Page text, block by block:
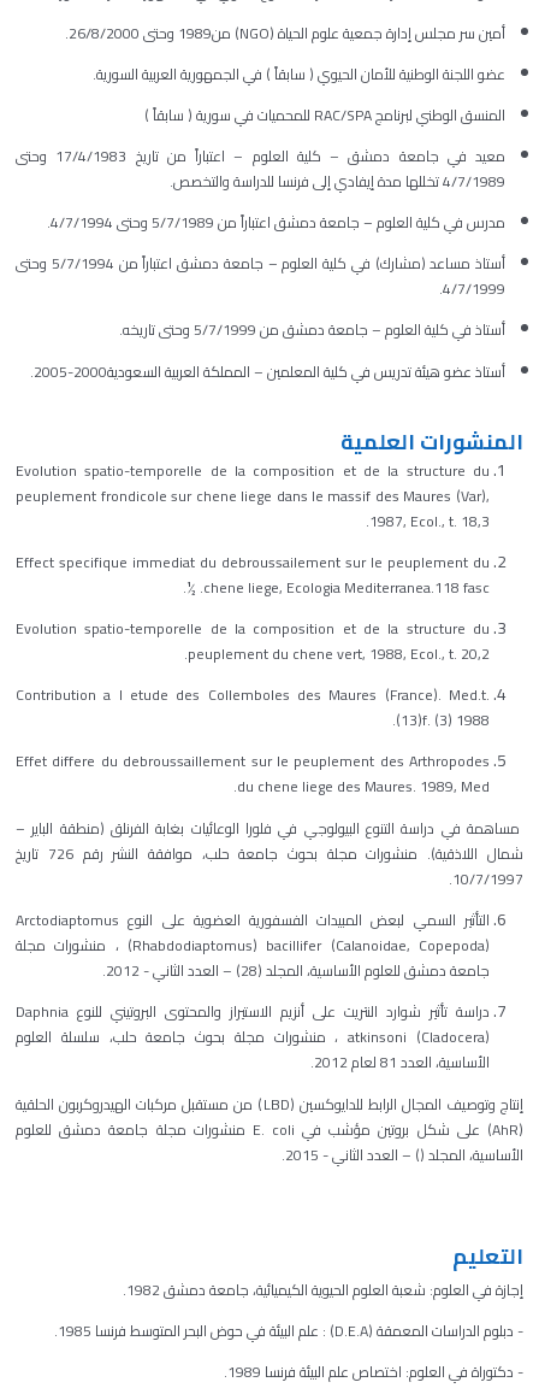
أمين سر مجلس إدارة جمعية علوم الحياة (NGO) من1989 وحتى 26/8/2000.
عضو اللجنة الوطنية للأمان الحيوي ( سابقاً ) في الجمهورية العربية السورية.
المنسق الوطني لبرنامج RAC/SPA للمحميات في سورية ( سابقاً )
معيد في جامعة دمشق – كلية العلوم – اعتباراً من تاريخ 17/4/1983 وحتى
4/7/1989 تخللها مدة إيفادي إلى فرنسا للدراسة والتخصص.
مدرس في كلية العلوم – جامعة دمشق اعتباراً من 5/7/1989 وحتى 4/7/1994.
أستاذ مساعد (مشارك) في كلية العلوم – جامعة دمشق اعتباراً من 5/7/1994 وحتى
4/7/1999.
أستاذ في كلية العلوم – جامعة دمشق من 5/7/1999 وحتى تاريخه.
أستاذ عضو هيئة تدريس في كلية المعلمين – المملكة العربية السعودية2000-2005.
المنشورات العلمية
Evolution spatio-temporelle de la composition et de la structure du
peuplement frondicole sur chene liege dans le massif des Maures (Var),
1987, Ecol., t. 18,3.
Effect specifique immediat du debroussailement sur le peuplement du
chene liege, Ecologia Mediterranea.118 fasc. ½.
Evolution spatio-temporelle de la composition et de la structure du
peuplement du chene vert, 1988, Ecol., t. 20,2.
Contribution a l etude des Collemboles des Maures (France). Med.t.
(13)f. (3) 1988.
Effet differe du debroussaillement sur le peuplement des Arthropodes
du chene liege des Maures. 1989, Med.
مساهمة في دراسة التنوع البيولوجي في فلورا الوعائيات بغابة الفرنلق (منطقة الباير –
شمال اللاذقية). منشورات مجلة بحوث جامعة حلب، موافقة النشر رقم 726 تاريخ
10/7/1997.
التأثير السمي لبعض المبيدات الفسفورية العضوية على النوع Arctodiaptomus
(Rhabdodiaptomus) bacillifer (Calanoidae, Copepoda) ، منشورات مجلة
جامعة دمشق للعلوم الأساسية، المجلد (28) – العدد الثاني - 2012.
دراسة تأثير شوارد النتريت على أنزيم الاستيراز والمحتوى البروتيني للنوع Daphnia
atkinsoni (Cladocera) ، منشورات مجلة بحوث جامعة حلب، سلسلة العلوم
الأساسية، العدد 81 لعام 2012.
إنتاج وتوصيف المجال الرابط للدايوكسين (LBD) من مستقبل مركبات الهيدروكربون الحلقية
(AhR) على شكل بروتين مؤشب في E. coli منشورات مجلة جامعة دمشق للعلوم
الأساسية، المجلد () – العدد الثاني - 2015.
التعليم
إجازة في العلوم: شعبة العلوم الحيوية الكيميائية، جامعة دمشق 1982.
- دبلوم الدراسات المعمقة (D.E.A) : علم البيئة في حوض البحر المتوسط فرنسا 1985.
- دكتوراة في العلوم: اختصاص علم البيئة فرنسا 1989.